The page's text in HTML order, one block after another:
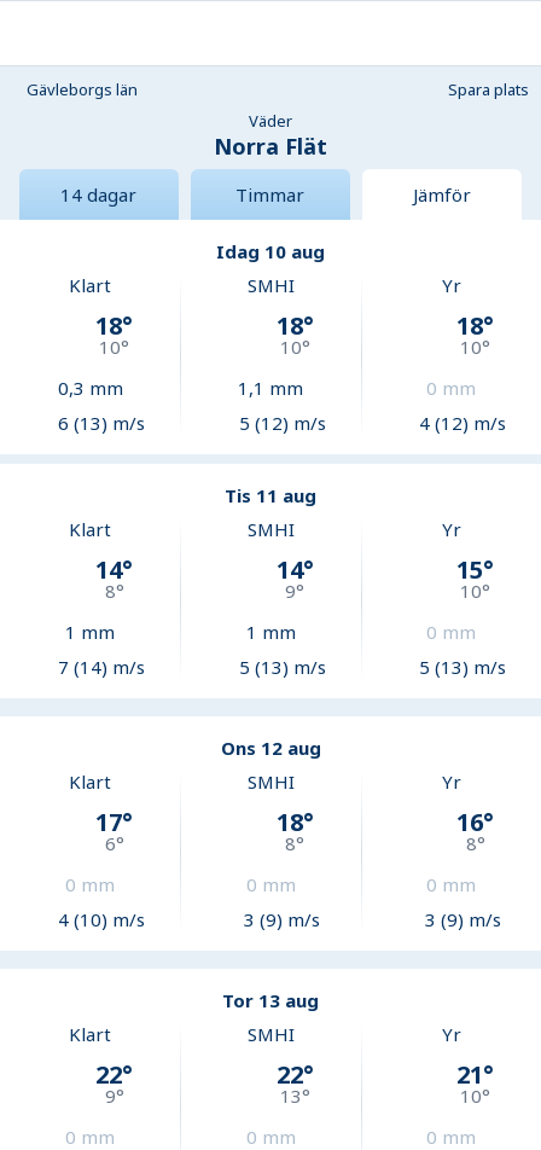
Gävleborgs län
Spara plats
Väder
Norra Flät
14 dagar Timmar Jämför
Idag 10 aug
Klart
18°
10°
0,3 mm
6 (13) m/s
SMHI
18°
10°
1,1 mm
5 (12) m/s
Yr
18°
10°
0 mm
4 (12) m/s
Tis 11 aug
Klart
14°
8°
1 mm
7 (14) m/s
SMHI
14°
9°
1 mm
5 (13) m/s
Yr
15°
10°
0 mm
5 (13) m/s
Ons 12 aug
Klart
17°
6°
0 mm
4 (10) m/s
SMHI
18°
8°
0 mm
3 (9) m/s
Yr
16°
8°
0 mm
3 (9) m/s
Tor 13 aug
Klart
22°
9°
0 mm
SMHI
22°
13°
0 mm
Yr
21°
10°
0 mm